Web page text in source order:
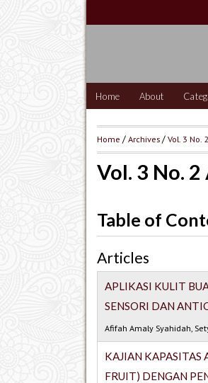
Home About
Home /Archives/Vol. 3 No.
Vol. 3 No.
Table of
Articles
APLIKASI KULIT
SENSORI DAN
Afifah Amaly Syahidah,
KAJIAN KAPASITAS
FRUIT) DENGAN